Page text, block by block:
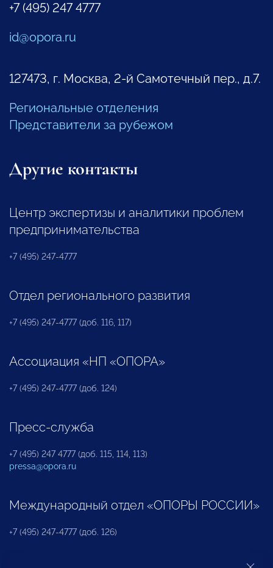
+7 (495) 247 4777
id@opora.ru
127473, г. Москва, 2-й Самотечный пер., д.7.
Региональные отделения
Представители за рубежом
Другие контакты
Центр экспертизы и аналитики проблем
предпринимательства
+7 (495) 247-4777
Отдел регионального развития
+7 (495) 247-4777 (доб. 116, 117)
Ассоциация «НП «ОПОРА»
+7 (495) 247-4777 (доб. 124)
Пресс-служба
+7 (495) 247 4777 (доб. 115, 114, 113)
pressa@opora.ru
Международный отдел «ОПОРЫ РОССИИ»
+7 (495) 247-4777 (доб. 126)